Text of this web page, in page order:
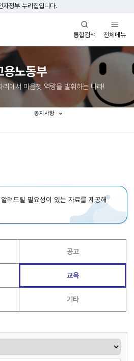
자정부 누리집입니다.
통합검색
열기
전체메뉴
열기
용노동부
에서 마음껏 역량을 발휘하는 나라!
공지사항
려드릴 필요성이 있는 자료를 제공해
공고
교육
기타